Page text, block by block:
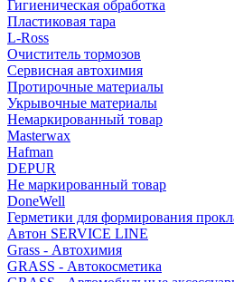
Гигиеническая обработка
Пластиковая тара
L-Ross
Очиститель тормозов
Сервисная автохимия
Протирочные материалы
Укрывочные материалы
Немаркированный товар
Masterwax
Hafman
DEPUR
Не маркированный товар
DoneWell
Герметики для формирования
Автон SERVICE LINE
Grass - Автохимия
GRASS - Автокосметика